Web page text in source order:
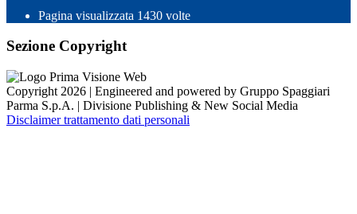
Pagina visualizzata 1430 volte
Sezione Copyright
Copyright 2026 | Engineered and powered by Gruppo Spaggiari
Parma S.p.A. | Divisione Publishing & New Social Media
Disclaimer trattamento dati personali